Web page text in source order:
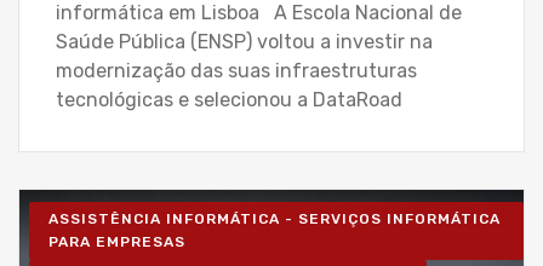
informática em Lisboa A Escola Nacional de
Saúde Pública (ENSP) voltou a investir na
modernização das suas infraestruturas
tecnológicas e selecionou a DataRoad
ASSISTÊNCIA INFORMÁTICA - SERVIÇOS INFORMÁTICA
PARA EMPRESAS